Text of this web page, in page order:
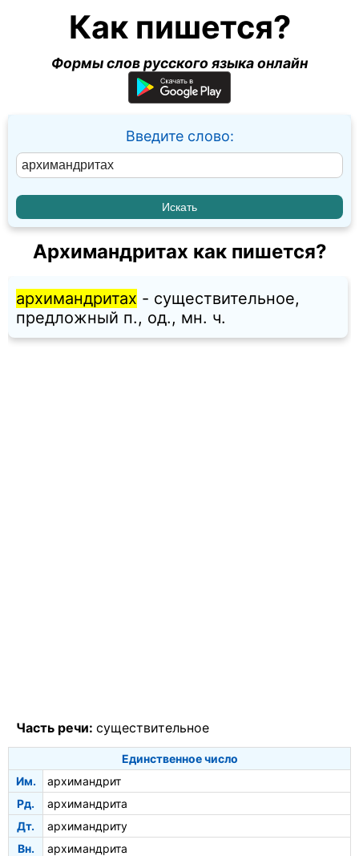
Как пишется?
Формы слов русского языка онлайн
Введите слово:
Архимандритах как пишется?
архимандритах - существительное,
предложный п., од., мн. ч.
Часть речи: существительное
Единственное число
Им.
архимандрит
Рд.
архимандрита
Дт.
архимандриту
Вн.
архимандрита